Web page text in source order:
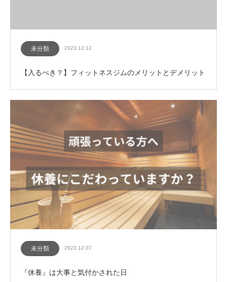
未分類 2023.12.12
【入るべき？】フィットネスジムのメリットとデメリット
未分類 2023.12.07
『休養』は大事と気付かされた日